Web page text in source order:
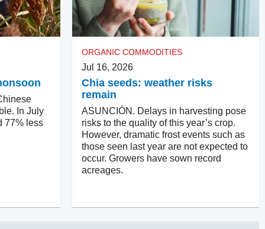
In July
77% less
ORGANIC COMMODITIES
Jul 16, 2026
Chia seeds: weather risks
remain
ASUNCIÓN. Delays in harvesting pose
risks to the quality of this year’s crop.
However, dramatic frost events such as
those seen last year are not expected to
occur. Growers have sown record
acreages.